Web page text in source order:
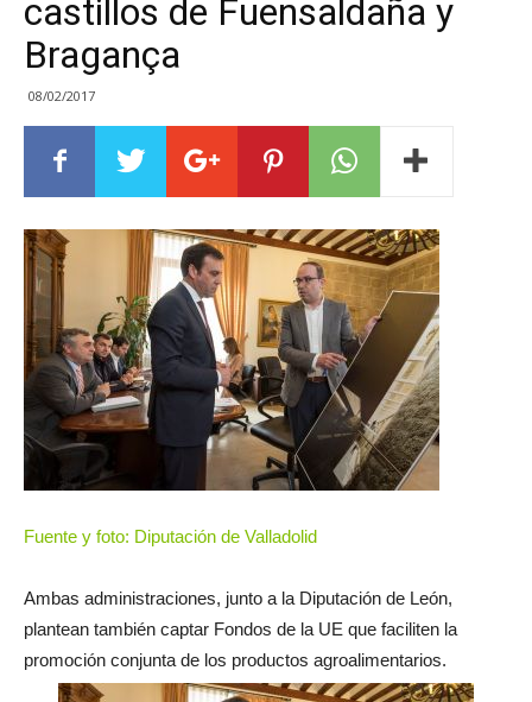
castillos de Fuensaldaña y
Bragança
08/02/2017
Fuente y foto: Diputación de Valladolid
Ambas administraciones, junto a la Diputación de León,
plantean también captar Fondos de la UE que faciliten la
promoción conjunta de los productos agroalimentarios.